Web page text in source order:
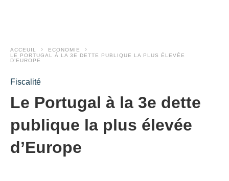
ACCEUIL
ECONOMIE
LE PORTUGAL À LA 3E DETTE PUBLIQUE LA PLUS ÉLEVÉE
D’EUROPE
Fiscalité
Le Portugal à la 3e dette
publique la plus élevée
d’Europe